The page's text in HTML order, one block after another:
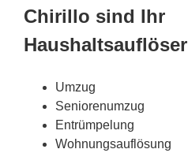
Chirillo sind Ihr
Umzug
Seniorenumzug
Entrümpelung
Wohnungsauflösung